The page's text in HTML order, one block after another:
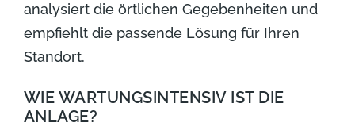
analysiert die örtlichen Gegebenheiten und
empfiehlt die passende Lösung für Ihren
Standort.
WIE WARTUNGSINTENSIV IST DIE
ANLAGE?